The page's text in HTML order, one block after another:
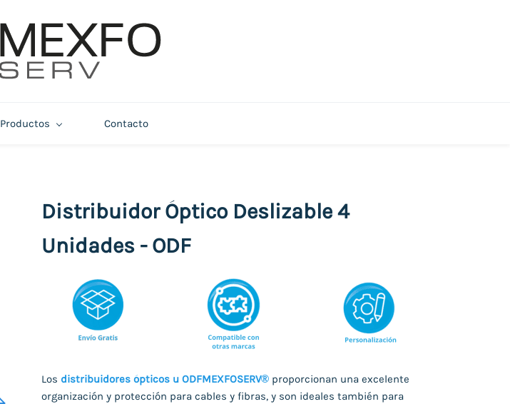
Productos Contacto
Distribuidor Óptico Deslizable 4
Unidades - ODF
Los distribuidores ópticos u ODFMEXFOSERV® proporcionan una excelente
organización y protección para cables y fibras, y son ideales también para